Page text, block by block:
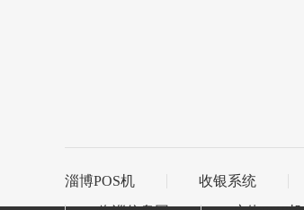
淄博POS机 收银系统